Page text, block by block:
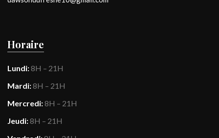
Horaire
Lundi:8H – 21H
Mardi:8H – 21H
Mercredi:8H – 21H
Jeudi:8H – 21H